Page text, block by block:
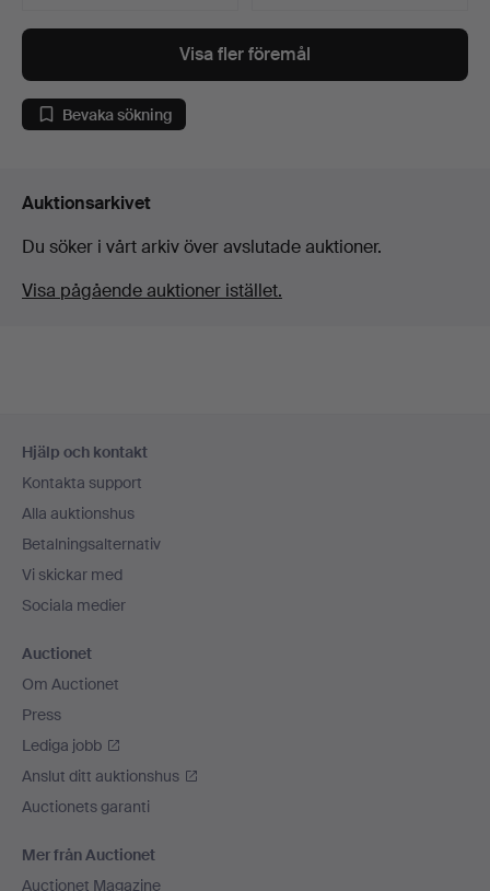
Visa fler föremål
Bevaka sökning
Auktionsarkivet
Du söker i vårt arkiv över avslutade auktioner.
Visa pågående auktioner istället.
Hjälp och kontakt
Kontakta support
Alla auktionshus
Betalningsalternativ
Vi skickar med
Sociala medier
Auctionet
Om Auctionet
Press
Lediga jobb
Anslut ditt auktionshus
Auctionets garanti
Mer från Auctionet
Auctionet Magazine